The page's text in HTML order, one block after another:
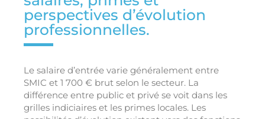
perspectives d’évolution
professionnelles.
Le salaire d’entrée varie généralement entre
SMIC et 1 700 € brut selon le secteur. La
différence entre public et privé se voit dans les
grilles indiciaires et les primes locales. Les